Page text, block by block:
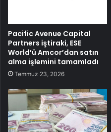
Pacific Avenue Capital
Partners iştiraki, ESE
World’ü Amcor’dan satın
alma işlemini tamamladı
Temmuz 23, 2026